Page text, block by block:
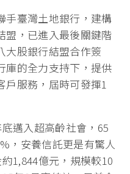
手臺灣土地銀行，建構
盟，已進入最後關鍵階
大股銀行結盟合作簽
庫的全力支持下，提供
戶服務，屆時可發揮1
邁入超高齡社會，65
，安養信託更是有驚人
1,844億元，規模較10